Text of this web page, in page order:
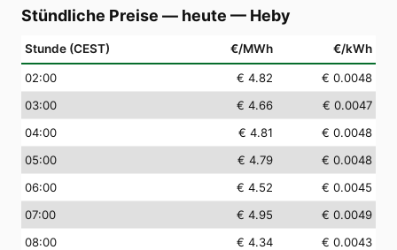
Stündliche Preise — heute — Heby
Stunde (CEST) €/MWh €/kWh
02:00 € 4.82
€ 0.0048
03:00 € 4.66
€ 0.0047
04:00 € 4.81
€ 0.0048
05:00 € 4.79
€ 0.0048
06:00 € 4.52
€ 0.0045
07:00 € 4.95
€ 0.0049
08:00 € 4.34
€ 0.0043